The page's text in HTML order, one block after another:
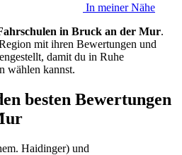
In meiner Nähe
in Bruck an der Mur.
mit ihren Bewertungen und
damit du in Ruhe
wählen kannst.
besten Bewertungen